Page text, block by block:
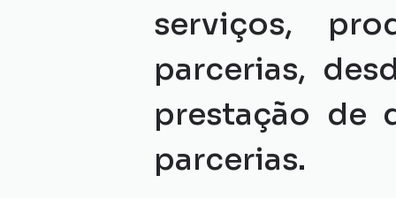
serviços,
parcerias,
prestação de
parcerias.